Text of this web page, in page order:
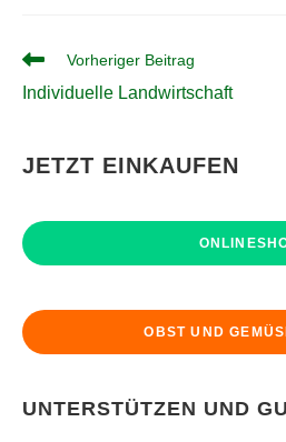
Weitere
ansehen
Vorheriger Beitrag
Individuelle Landwirtschaft
JETZT EINKAUFEN
OBST UND
UNTERSTÜTZEN UND